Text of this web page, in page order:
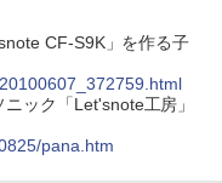
CF-S9K」を作る子
ック「Let'snote工房」
pana.htm